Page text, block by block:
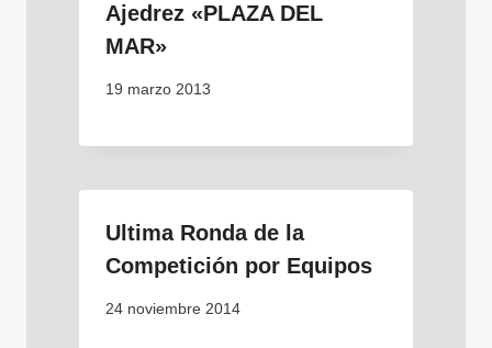
Ajedrez «PLAZA DEL
MAR»
19 marzo 2013
Ultima Ronda de la
Competición por Equipos
24 noviembre 2014